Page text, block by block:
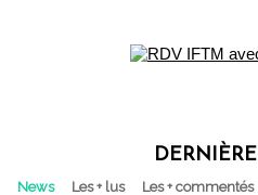
DERNIÈRE
News Les + lus Les + commentés